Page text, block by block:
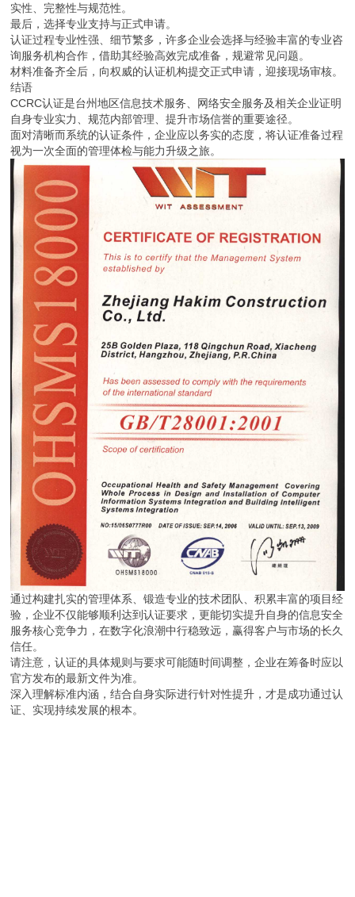
实性、完整性与规范性。
最后，选择专业支持与正式申请。
认证过程专业性强、细节繁多，许多企业会选择与经验丰富的专业咨
询服务机构合作，借助其经验高效完成准备，规避常见问题。
材料准备齐全后，向权威的认证机构提交正式申请，迎接现场审核。
结语
CCRC认证是台州地区信息技术服务、网络安全服务及相关企业证明
自身专业实力、规范内部管理、提升市场信誉的重要途径。
面对清晰而系统的认证条件，企业应以务实的态度，将认证准备过程
视为一次全面的管理体检与能力升级之旅。
通过构建扎实的管理体系、锻造专业的技术团队、积累丰富的项目经
验，企业不仅能够顺利达到认证要求，更能切实提升自身的信息安全
服务核心竞争力，在数字化浪潮中行稳致远，赢得客户与市场的长久
信任。
请注意，认证的具体规则与要求可能随时间调整，企业在筹备时应以
官方发布的最新文件为准。
深入理解标准内涵，结合自身实际进行针对性提升，才是成功通过认
证、实现持续发展的根本。